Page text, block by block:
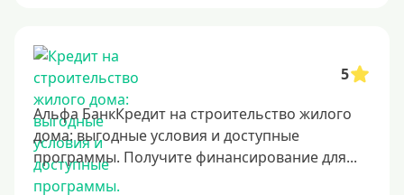
6 лет
7 лет
8 лет
9 лет
10 лет
15 лет
5
Альфа БанкКредит на строительство жилого
дома: выгодные условия и доступные
программы. Получите финансирование для...